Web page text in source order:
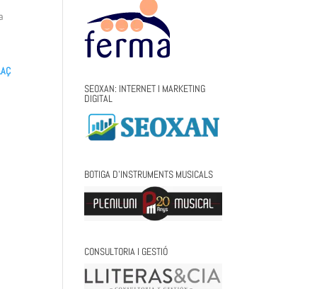
SEOXAN: INTERNET I MARKETING
DIGITAL
BOTIGA D’INSTRUMENTS MUSICALS
CONSULTORIA I GESTIÓ